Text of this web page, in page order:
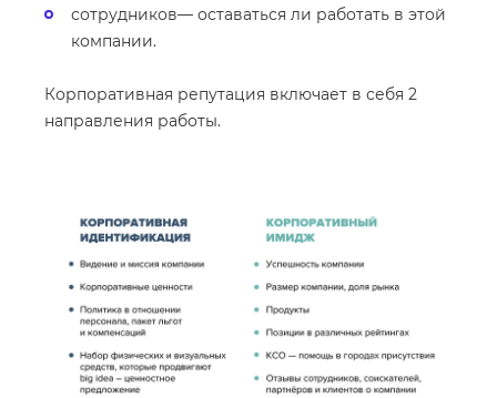
сотрудников— оставаться ли работать в этой
компании.
Корпоративная репутация включает в себя 2
направления работы.